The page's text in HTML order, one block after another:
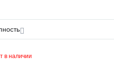
в наличии